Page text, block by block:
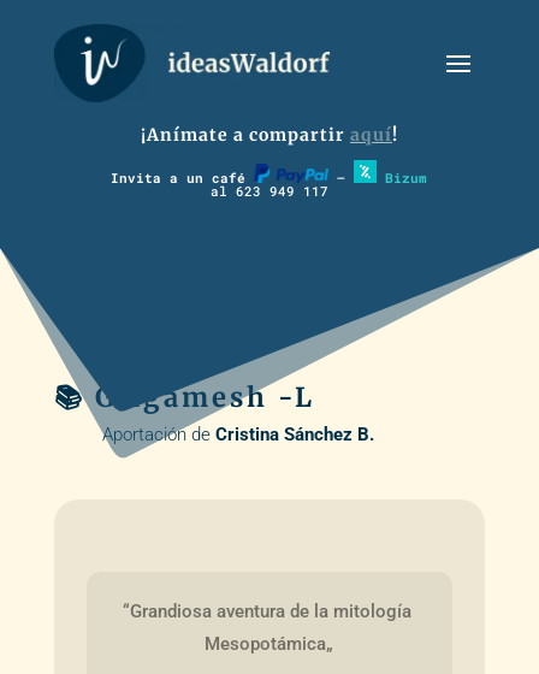
¡Anímate a compartir aquí!
Invita a un café – Bizum
al 623 949 117
📚 Gilgamesh -L
Aportación de Cristina Sánchez B.
“Grandiosa aventura de la mitología
Mesopotámica„